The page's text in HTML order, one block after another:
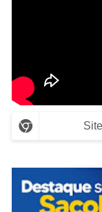
Site